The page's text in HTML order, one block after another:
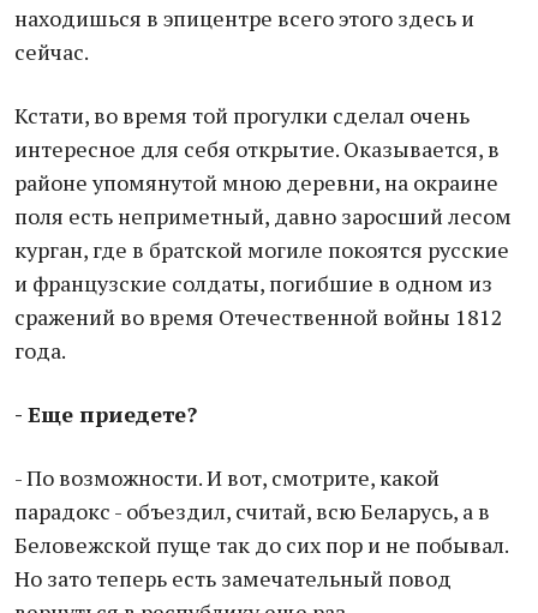
находишься в эпицентре всего этого здесь и
сейчас.
Кстати, во время той прогулки сделал очень
интересное для себя открытие. Оказывается, в
районе упомянутой мною деревни, на окраине
поля есть неприметный, давно заросший лесом
курган, где в братской могиле покоятся русские
и французские солдаты, погибшие в одном из
сражений во время Отечественной войны 1812
года.
- Еще приедете?
- По возможности. И вот, смотрите, какой
парадокс - объездил, считай, всю Беларусь, а в
Беловежской пуще так до сих пор и не побывал.
Но зато теперь есть замечательный повод